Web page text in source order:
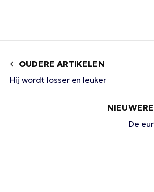
OUDERE ARTIKELEN
Hij wordt losser en leuker
De